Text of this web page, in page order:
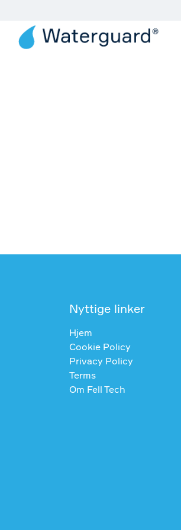
Nyttige linker
Hjem
Cookie Policy
Privacy Policy
Terms
Om Fell Tech